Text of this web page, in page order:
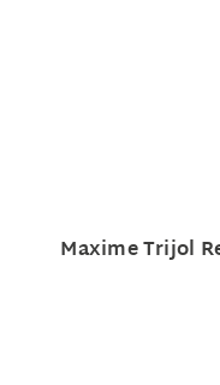
Maxime Trijol